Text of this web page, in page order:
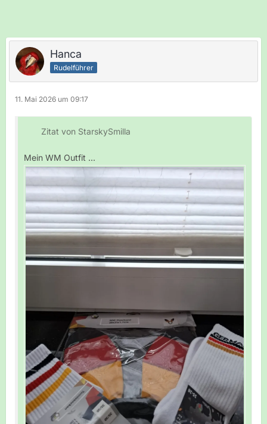
Hanca
Rudelführer
11. Mai 2026 um 09:17
Zitat von StarskySmilla
Mein WM Outfit ...